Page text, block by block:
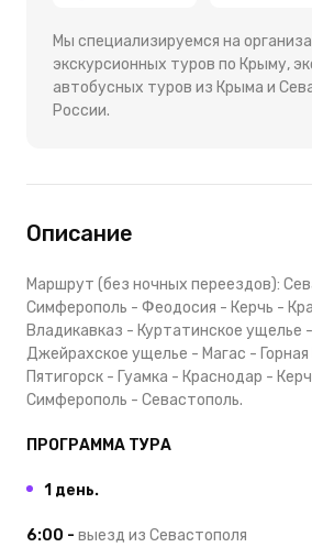
Мы специализируемся на
экскурсионных туров по Крыму,
автобусных туров из Крыма и
России.
Описание
Маршрут (без ночных переездов):
Симферополь - Феодосия - Керчь -
Владикавказ - Куртатинское ущелье
Джейрахское ущелье - Магас -
Пятигорск - Гуамка - Краснодар -
Симферополь - Севастополь.
ПРОГРАММА ТУРА
1 день.
6:00 - выезд из Севастополя